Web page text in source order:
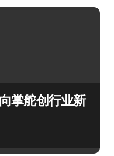
掌舵创行业新